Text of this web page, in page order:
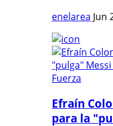
enelarea Jun
Efraín
para la